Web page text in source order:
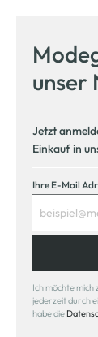
unser
Jetzt
Einkauf in
Ihre E-Mail
Ich möchte mich
jederzeit durch
habe die